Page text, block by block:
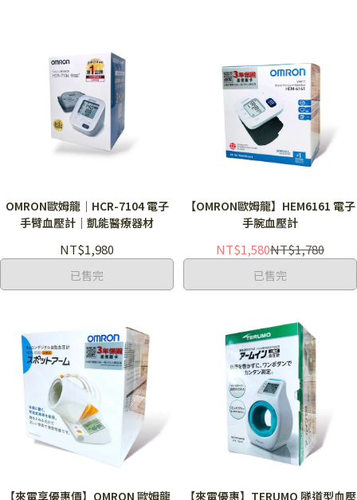
OMRON歐姆龍｜HCR-7104 電子
手臂血壓計｜凱能醫療器材
NT$1,980
已售完
【OMRON歐姆龍】HEM6161 電子
手腕血壓計
NT$1,580NT$1,780
已售完
【來電享優惠價】OMRON 歐姆龍
【來電優惠】TERUMO 隧道型血壓